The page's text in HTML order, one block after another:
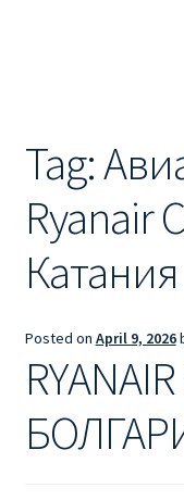
RYANAIR ИЗ РИГИ
Ryanair из
RYANAIR ИЗ
Ryanair из Тампере
RYANAIR ИЗ
БРНО
Tag:
Ryanair
Катания
Posted on April 9, 2026